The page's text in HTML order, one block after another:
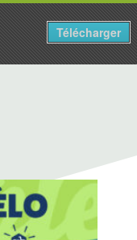
Télécharger